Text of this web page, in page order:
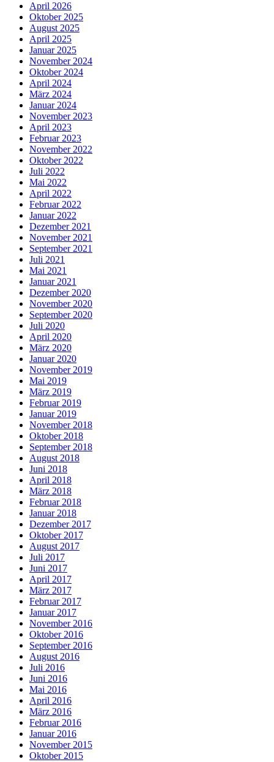
April 2026
Oktober 2025
August 2025
April 2025
Januar 2025
November 2024
Oktober 2024
April 2024
März 2024
Januar 2024
November 2023
April 2023
Februar 2023
November 2022
Oktober 2022
Juli 2022
Mai 2022
April 2022
Februar 2022
Januar 2022
Dezember 2021
November 2021
September 2021
Juli 2021
Mai 2021
Januar 2021
Dezember 2020
November 2020
September 2020
Juli 2020
April 2020
März 2020
Januar 2020
November 2019
Mai 2019
März 2019
Februar 2019
Januar 2019
November 2018
Oktober 2018
September 2018
August 2018
Juni 2018
April 2018
März 2018
Februar 2018
Januar 2018
Dezember 2017
Oktober 2017
August 2017
Juli 2017
Juni 2017
April 2017
März 2017
Februar 2017
Januar 2017
November 2016
Oktober 2016
September 2016
August 2016
Juli 2016
Juni 2016
Mai 2016
April 2016
März 2016
Februar 2016
Januar 2016
November 2015
Oktober 2015